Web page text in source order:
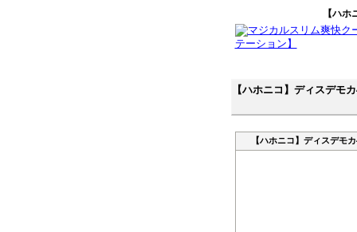
【ハ
【ハホニコ】ディスデモ
【ハホニコ】ディスデモ